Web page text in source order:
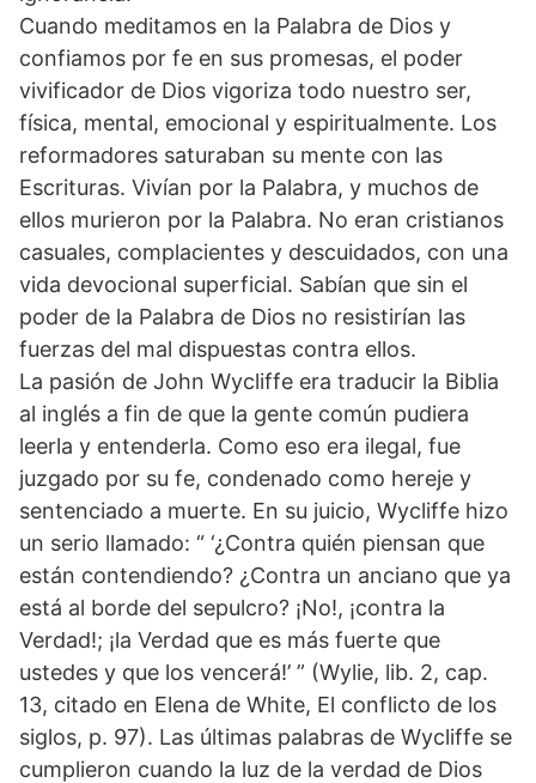
Cuando meditamos en la Palabra de Dios y
confiamos por fe en sus promesas, el poder
vivificador de Dios vigoriza todo nuestro ser,
física, mental, emocional y espiritualmente. Los
reformadores saturaban su mente con las
Escrituras. Vivían por la Palabra, y muchos de
ellos murieron por la Palabra. No eran cristianos
casuales, complacientes y descuidados, con una
vida devocional superficial. Sabían que sin el
poder de la Palabra de Dios no resistirían las
fuerzas del mal dispuestas contra ellos.
La pasión de John Wycliffe era traducir la Biblia
al inglés a fin de que la gente común pudiera
leerla y entenderla. Como eso era ilegal, fue
juzgado por su fe, condenado como hereje y
sentenciado a muerte. En su juicio, Wycliffe hizo
un serio llamado: “ ‘¿Contra quién piensan que
están contendiendo? ¿Contra un anciano que ya
está al borde del sepulcro? ¡No!, ¡contra la
Verdad!; ¡la Verdad que es más fuerte que
ustedes y que los vencerá!’ ” (Wylie, lib. 2, cap.
13, citado en Elena de White, El conflicto de los
siglos, p. 97). Las últimas palabras de Wycliffe se
cumplieron cuando la luz de la verdad de Dios